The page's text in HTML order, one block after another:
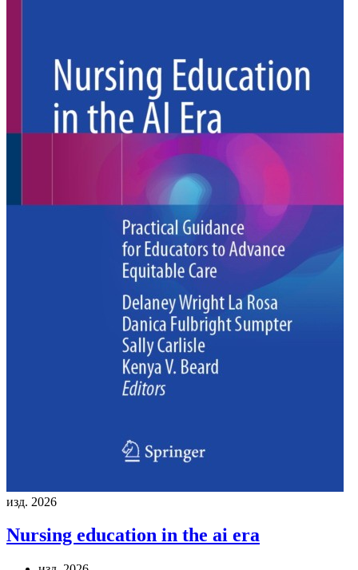
изд. 2026
Nursing education in the ai era